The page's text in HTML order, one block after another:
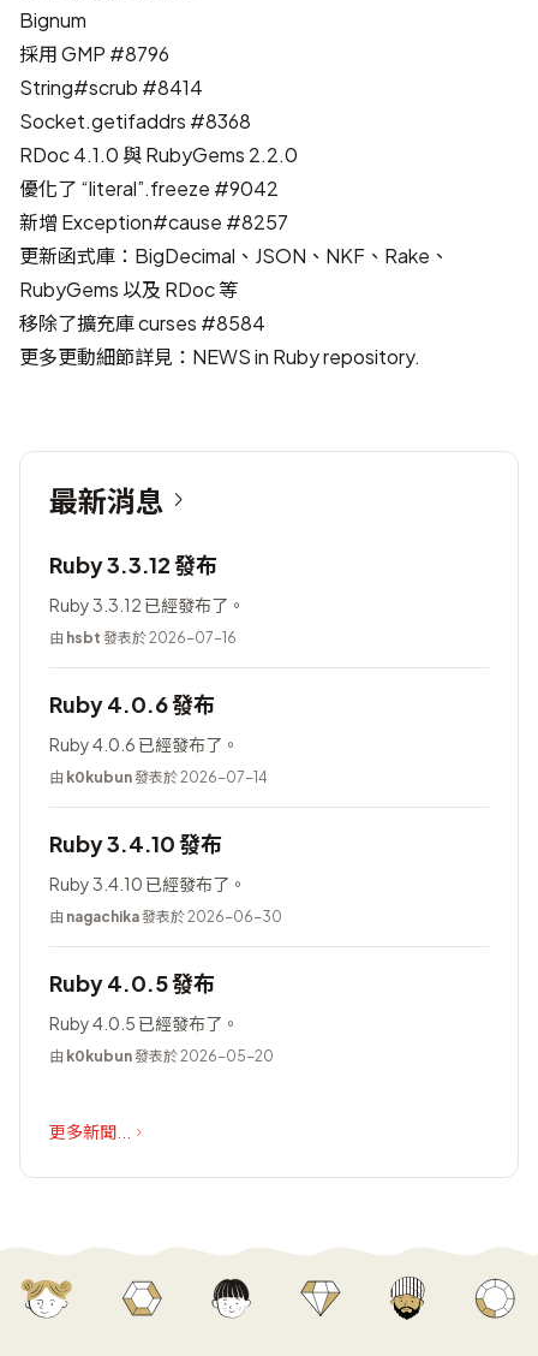
Bignum
採用 GMP #8796
String#scrub #8414
Socket.getifaddrs #8368
RDoc 4.1.0 與 RubyGems 2.2.0
優化了 “literal”.freeze #9042
新增 Exception#cause #8257
更新函式庫：BigDecimal、JSON、NKF、Rake、
RubyGems 以及 RDoc 等
移除了擴充庫 curses #8584
更多更動細節詳見： NEWS in Ruby repository.
最新消息
Ruby 3.3.12 發布
Ruby 3.3.12 已經發布了。
由 hsbt 發表於 2026-07-16
Ruby 4.0.6 發布
Ruby 4.0.6 已經發布了。
由 k0kubun發表於 2026-07-14
Ruby 3.4.10 發布
Ruby 3.4.10 已經發布了。
由 nagachika發表於 2026-06-30
Ruby 4.0.5 發布
Ruby 4.0.5 已經發布了。
由 k0kubun發表於 2026-05-20
更多新聞...